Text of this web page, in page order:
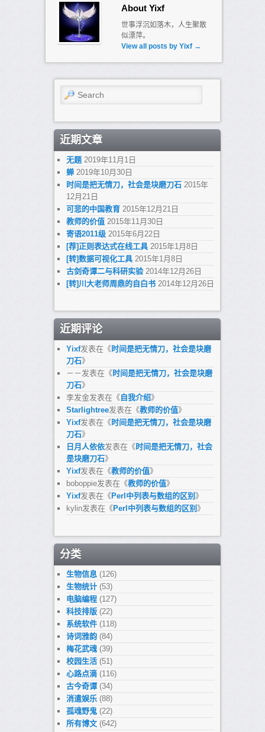
About Yixf
世事浮沉如落木，人生聚散
似漂萍。
View all posts by Yixf →
Search
近期文章
无题 2019年11月1日
蝉 2019年10月30日
时间是把无情刀，社会是块磨刀石 2015年
12月21日
可悲的中国教育 2015年12月21日
教师的价值 2015年11月30日
寄语2011级 2015年6月22日
[荐]正则表达式在线工具 2015年1月8日
[转]数据可视化工具 2015年1月8日
古剑奇谭二与科研实验 2014年12月26日
[转]川大老师周鼎的自白书 2014年12月26日
近期评论
Yixf发表在《 时间是把无情刀，社会是块磨
刀石》
－－发表在《 时间是把无情刀，社会是块磨
刀石》
李发金发表在《 自我介绍》
Starlightree发表在《教师的价值》
Yixf发表在《 时间是把无情刀，社会是块磨
刀石》
日月人依依发表在《 时间是把无情刀，社会
是块磨刀石》
Yixf发表在《教师的价值》
boboppie发表在《教师的价值》
Yixf发表在《 Perl中列表与数组的区别 》
kylin发表在《 Perl中列表与数组的区别 》
分类
生物信息 (126)
生物统计(53)
电脑编程(127)
科技排版(22)
系统软件(118)
诗词雅韵(84)
梅花武魂(39)
校园生活(51)
心路点滴(116)
古今奇谭(34)
消遣娱乐(88)
孤魂野鬼 (22)
所有博文(642)